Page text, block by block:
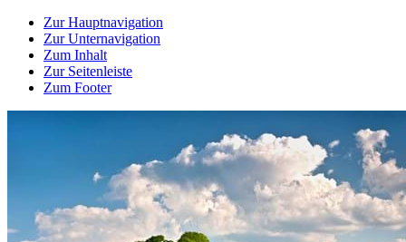
Zur Hauptnavigation
Zur Unternavigation
Zum Inhalt
Zur Seitenleiste
Zum Footer